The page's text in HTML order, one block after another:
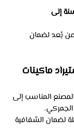
إلى
عن بُعد لضمان
ماكينات
المناسب إلى
لضمان الشفافية